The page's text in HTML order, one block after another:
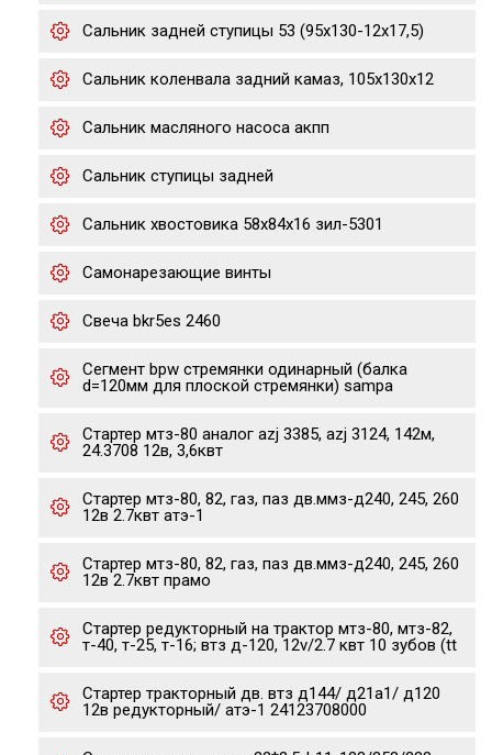
Сальник задней ступицы 53 (95х130-12х17,5)
Сальник коленвала задний камаз, 105х130х12
Сальник масляного насоса акпп
Сальник ступицы задней
Сальник хвостовика 58х84х16 зил-5301
Самонарезающие винты
Свеча bkr5es 2460
Сегмент bpw стремянки одинарный (балка
d=120мм для плоской стремянки) sampa
Стартер мтз-80 аналог azj 3385, azj 3124, 142м,
24.3708 12в, 3,6квт
Стартер мтз-80, 82, газ, паз дв.ммз-д240, 245, 260
12в 2.7квт атэ-1
Стартер мтз-80, 82, газ, паз дв.ммз-д240, 245, 260
12в 2.7квт прамо
Стартер редукторный на трактор мтз-80, мтз-82,
т-40, т-25, т-16; втз д-120, 12v/2.7 квт 10 зубов (tt
Стартер тракторный дв. втз д144/ д21а1/ д120
12в редукторный/ атэ-1 24123708000